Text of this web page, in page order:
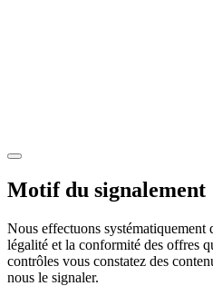
Motif du signalement
Nous effectuons
légalité et la conformité des offres
contrôles vous constatez des
nous le signaler.